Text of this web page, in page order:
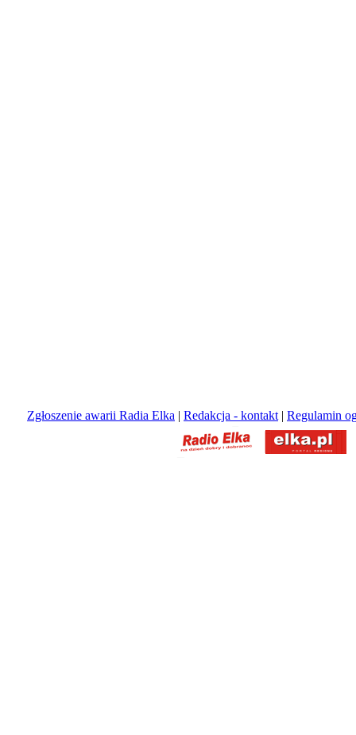
Zgłoszenie awarii Radia Elka | Redakcja - kontakt | Regulamin